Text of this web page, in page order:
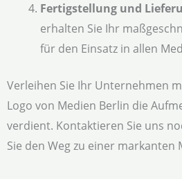
Fertigstellung und
erhalten Sie Ihr
für den Einsatz in allen
Verleihen Sie Ihr Unternehmen
Logo von Medien Berlin die
verdient. Kontaktieren Sie uns
Sie den Weg zu einer markanten